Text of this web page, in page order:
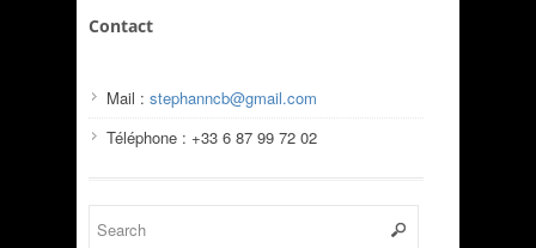
Contact
Mail : stephanncb@gmail.com
Téléphone : +33 6 87 99 72 02